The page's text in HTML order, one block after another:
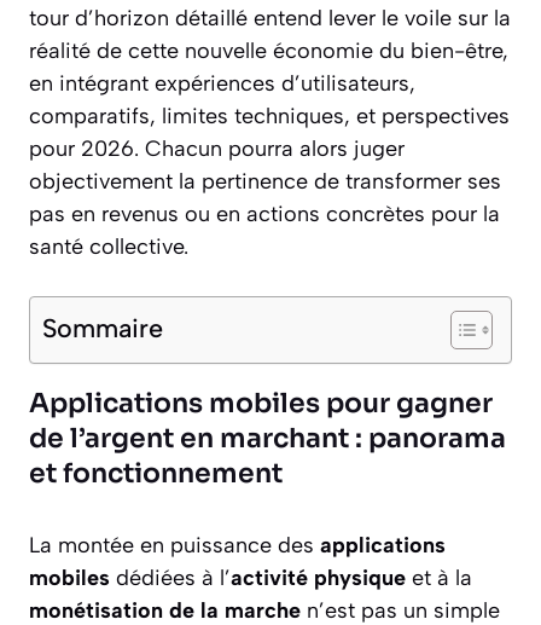
tour d’horizon détaillé entend lever le voile sur la
réalité de cette nouvelle économie du bien-être,
en intégrant expériences d’utilisateurs,
comparatifs, limites techniques, et perspectives
pour 2026. Chacun pourra alors juger
objectivement la pertinence de transformer ses
pas en revenus ou en actions concrètes pour la
santé collective.
Sommaire
Applications mobiles pour gagner
de l’argent en marchant : panorama
et fonctionnement
La montée en puissance des applications
mobiles dédiées à l’activité physique et à la
monétisation de la marche n’est pas un simple